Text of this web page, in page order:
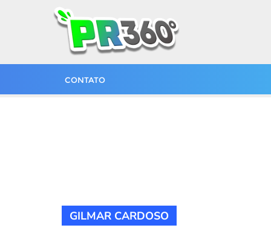
CONTATO
GILMAR CARDOSO